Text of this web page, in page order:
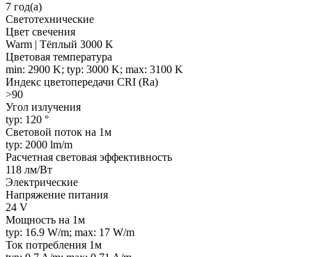
7 год(а)
Светотехнические
Цвет свечения
Warm | Тёплый 3000 K
Цветовая температура
min: 2900 K; typ: 3000 K; max: 3100 K
Индекс цветопередачи CRI (Ra)
>90
Угол излучения
typ: 120 °
Световой поток на 1м
typ: 2000 lm/m
Расчетная световая эффективность
118 лм/Вт
Электрические
Напряжение питания
24 V
Мощность на 1м
typ: 16.9 W/m; max: 17 W/m
Ток потребления 1м